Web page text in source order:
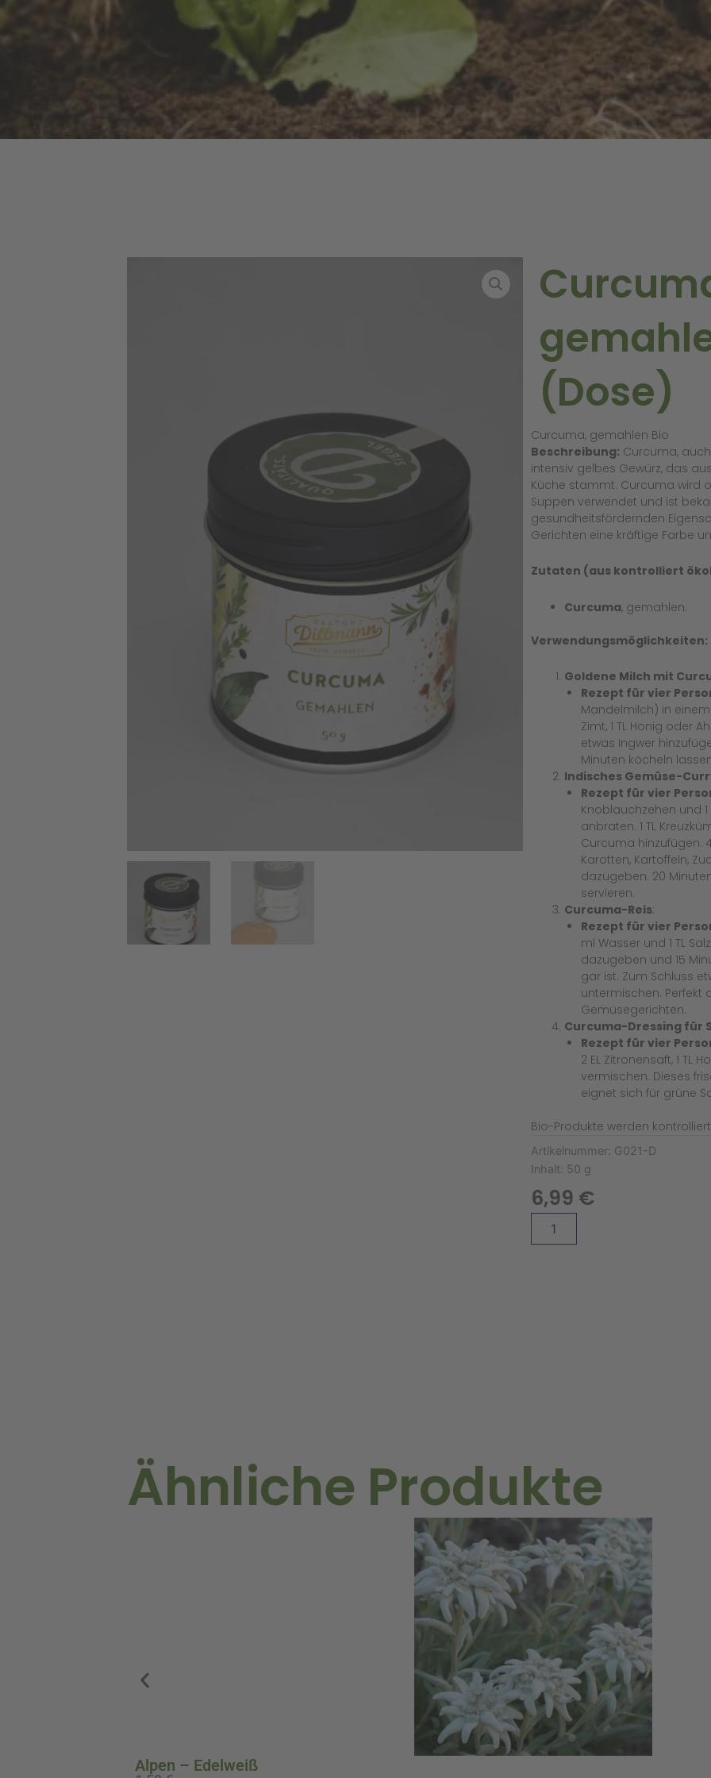
(Dose)
Curcuma, gemahlen Bio
Beschreibung: Curcuma,
intensiv gelbes Gewürz, das
Küche stammt. Curcuma wird
Suppen verwendet und ist
gesundheitsfördernden
Gerichten eine kräftige Farbe
Zutaten (aus kontrolliert
Curcuma, gemahlen.
Verwendungsmöglichkeiten:
Goldene Milch mit
Rezept für vier
Mandelmilch) in einem
Zimt, 1 TL Honig oder
etwas Ingwer
Minuten köcheln
Indisches Gemüse-
Rezept für vier
Knoblauchzehen und 1
anbraten. 1 TL
Curcuma hinzufügen.
Karotten, Kartoffeln,
dazugeben. 20
servieren.
Curcuma-Reis:
Rezept für vier
ml Wasser und 1 TL
dazugeben und 15
gar ist. Zum Schluss
untermischen. Perfekt
Gemüsegerichten.
Curcuma-Dressing für
Rezept für vier
2 EL Zitronensaft, 1 TL
vermischen. Dieses
eignet sich für grüne
Bio-Produkte werden
Artikelnummer: G021-D
Inhalt: 50 g
6,99 €
gemahlen
Alternative:
Ähnliche Produkte
Alpen – Edelweiß